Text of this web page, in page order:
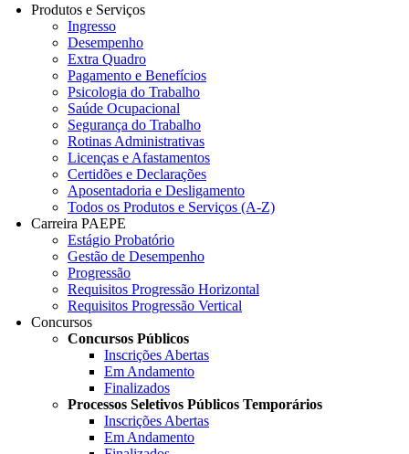
Produtos e Serviços
Ingresso
Desempenho
Extra Quadro
Pagamento e Benefícios
Psicologia do Trabalho
Saúde Ocupacional
Segurança do Trabalho
Rotinas Administrativas
Licenças e Afastamentos
Certidões e Declarações
Aposentadoria e Desligamento
Todos os Produtos e Serviços (A-Z)
Carreira PAEPE
Estágio Probatório
Gestão de Desempenho
Progressão
Requisitos Progressão Horizontal
Requisitos Progressão Vertical
Concursos
Concursos Públicos
Inscrições Abertas
Em Andamento
Finalizados
Processos Seletivos Públicos Temporários
Inscrições Abertas
Em Andamento